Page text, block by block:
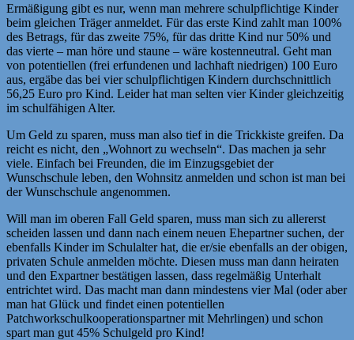
Ermäßigung gibt es nur, wenn man mehrere schulpflichtige Kinder
beim gleichen Träger anmeldet. Für das erste Kind zahlt man 100%
des Betrags, für das zweite 75%, für das dritte Kind nur 50% und
das vierte – man höre und staune – wäre kostenneutral. Geht man
von potentiellen (frei erfundenen und lachhaft niedrigen) 100 Euro
aus, ergäbe das bei vier schulpflichtigen Kindern durchschnittlich
56,25 Euro pro Kind. Leider hat man selten vier Kinder gleichzeitig
im schulfähigen Alter.
Um Geld zu sparen, muss man also tief in die Trickkiste greifen. Da
reicht es nicht, den „Wohnort zu wechseln“. Das machen ja sehr
viele. Einfach bei Freunden, die im Einzugsgebiet der
Wunschschule leben, den Wohnsitz anmelden und schon ist man bei
der Wunschschule angenommen.
Will man im oberen Fall Geld sparen, muss man sich zu allererst
scheiden lassen und dann nach einem neuen Ehepartner suchen, der
ebenfalls Kinder im Schulalter hat, die er/sie ebenfalls an der obigen,
privaten Schule anmelden möchte. Diesen muss man dann heiraten
und den Expartner bestätigen lassen, dass regelmäßig Unterhalt
entrichtet wird. Das macht man dann mindestens vier Mal (oder aber
man hat Glück und findet einen potentiellen
Patchworkschulkooperationspartner mit Mehrlingen) und schon
spart man gut 45% Schulgeld pro Kind!